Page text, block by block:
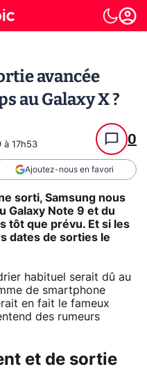
avancée
au Galaxy X ?
à 17h53 0
Ajoutez-nous en favori
sorti, Samsung nous
Galaxy Note 9 et du
tôt que prévu. Et si les
dates de sorties le
habituel serait dû au
de smartphone
en fait le fameux
des rumeurs
et de sortie